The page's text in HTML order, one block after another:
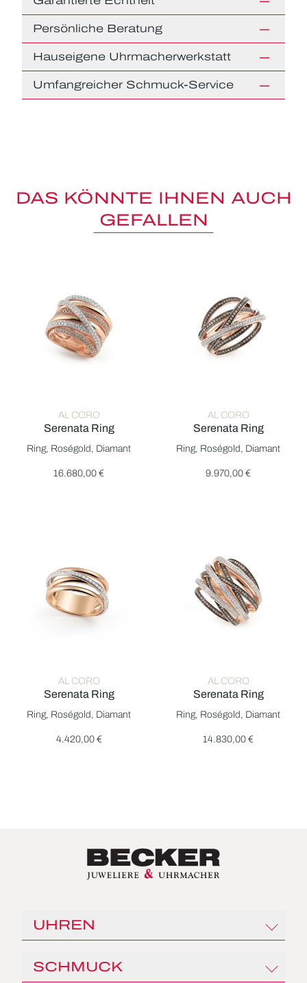
Persönliche Beratung
Hauseigene Uhrmacherwerkstatt
Umfangreicher Schmuck-Service
DAS KÖNNTE IHNEN AUCH
GEFALLEN
AL CORO
Serenata Ring
Al Coro Serenata Ring, Ref: NR9863R, Preis: 16.680,00 €
Ring, Roségold, Diamant
16.680,00 €
AL CORO
Serenata Ring
Al Coro Serenata Ring, Ref:
Ring, Roségold, Diamant
9.970,00 €
AL CORO
Serenata Ring
Al Coro Serenata Ring, Ref: R7651WR, Preis: 4.420,00 €
Ring, Roségold, Diamant
4.420,00 €
AL CORO
Serenata Ring
Al Coro Serenata Ring, Ref:
Ring, Roségold, Diamant
14.830,00 €
UHREN
SCHMUCK